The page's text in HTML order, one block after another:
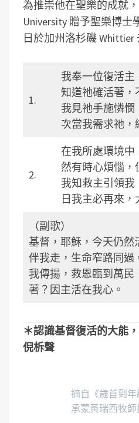
為推崇他在聖樂的成就
University 贈予聖樂博士
日於加州洛杉磯 Whittier
1.
我奉一位復活
知道祂確活著，
我見祂手施憐
次當我需求祂，
2.
在我所處環境中
然有時心煩惱，
我知救主引領
日我主必再來，
（副歌）
基督，耶穌，今天仍然
伴我走，生命窄路同過
我傳揚，救恩臨到萬民
著？因主活在我心。
＊認識基督復活的大能
倪柝聲
摘自《歲首到
承蒙黃瑞西牧